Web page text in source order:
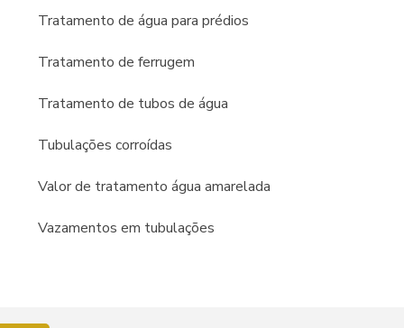
Tratamento de água para prédios
Tratamento de ferrugem
Tratamento de tubos de água
Tubulações corroídas
Valor de tratamento água amarelada
Vazamentos em tubulações